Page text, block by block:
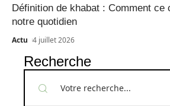
Définition de khabat : Comment ce
notre quotidien
Actu 4 juillet 2026
Recherche